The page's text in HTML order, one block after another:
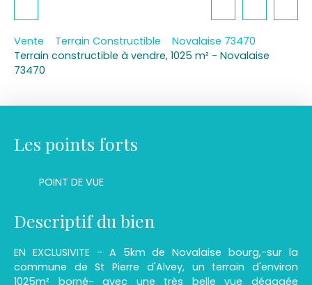
Vente Terrain Constructible
Novalaise 73470
Terrain constructible à vendre, 1025 m² - Novalaise
73470
Les points forts
POINT DE VUE
Descriptif du bien
EN EXCLUSIVITE - A 5km de Novalaise bourg,-sur la
commune de St Pierre d'Alvey, un terrain d'environ
1025m² borné- avec une très belle vue dégagée